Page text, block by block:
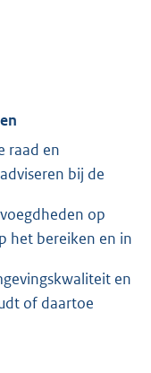
raad en
bij de
op
het bereiken en in
en
of daartoe